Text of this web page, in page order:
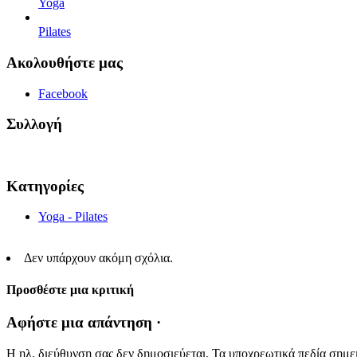
Yoga
Pilates
Ακολουθήστε μας
Facebook
Συλλογή
Κατηγορίες
Yoga - Pilates
Δεν υπάρχουν ακόμη σχόλια.
Προσθέστε μια κριτική
Αφήστε μια απάντηση ·
Η ηλ. διεύθυνση σας δεν δημοσιεύεται. Τα υποχρεωτικά πεδία